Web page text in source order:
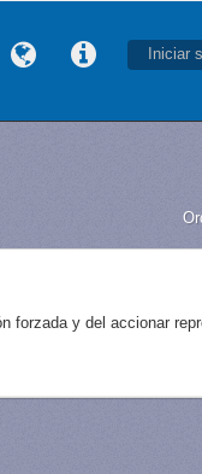
Iniciar
forzada y del accionar